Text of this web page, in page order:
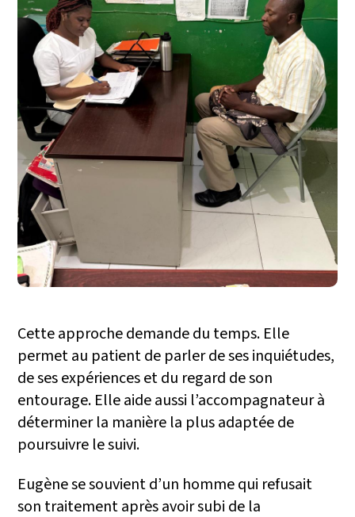
Cette approche demande du temps. Elle
permet au patient de parler de ses inquiétudes,
de ses expériences et du regard de son
entourage. Elle aide aussi l’accompagnateur à
déterminer la manière la plus adaptée de
poursuivre le suivi.
Eugène se souvient d’un homme qui refusait
son traitement après avoir subi de la